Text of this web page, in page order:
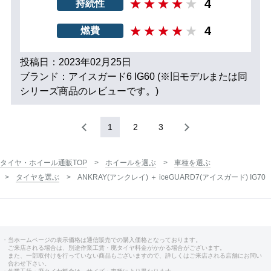
持続性 4
燃費 4
投稿日：2023年02月25日
ブランド：アイスガード6 IG60 (※旧モデルまたは同
シリーズ商品のレビューです。)
1 2 3
タイヤ・ホイール通販TOP ホイールを選ぶ
車種を選ぶ
タイヤを選ぶ
ANKRAY(アンクレイ) ＋ iceGUARD7(アイスガード) IG70
・当ホームページの表示価格は通信販売での購入価格となっております。
ご来店される場合は、別途作業工賃・廃タイヤ料金がかかる場合がございます。
また、一部取付けを行っていない商品もございますので、詳しくはご来店される店舗にお問い
合わせ下さい。